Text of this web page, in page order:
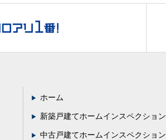
ホーム
新築戸建てホームインスペクション
中古戸建てホームインスペクション